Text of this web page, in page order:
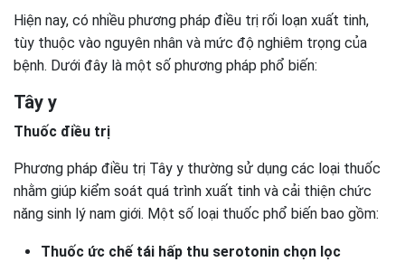
Hiện nay, có nhiều phương pháp điều trị rối loạn xuất tinh,
tùy thuộc vào nguyên nhân và mức độ nghiêm trọng của
bệnh. Dưới đây là một số phương pháp phổ biến:
Tây y
Thuốc điều trị
Phương pháp điều trị Tây y thường sử dụng các loại thuốc
nhằm giúp kiểm soát quá trình xuất tinh và cải thiện chức
năng sinh lý nam giới. Một số loại thuốc phổ biến bao gồm:
Thuốc ức chế tái hấp thu serotonin chọn lọc